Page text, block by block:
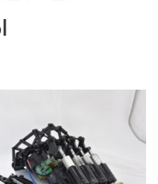
рет ауыр
жеңілдетуге